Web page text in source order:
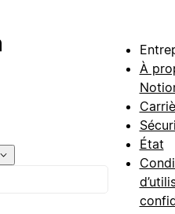
À
État